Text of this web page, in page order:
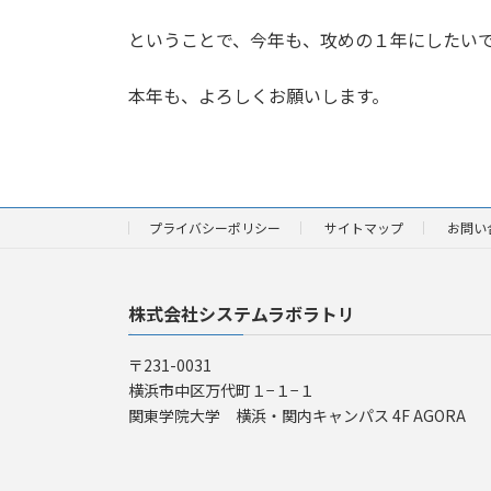
ということで、今年も、攻めの１年にしたいで
本年も、よろしくお願いします。
プライバシーポリシー サイトマップ お問い
株式会社システムラボラトリ
〒231-0031
横浜市中区万代町１−１−１
関東学院大学 横浜・関内キャンパス 4F AGORA